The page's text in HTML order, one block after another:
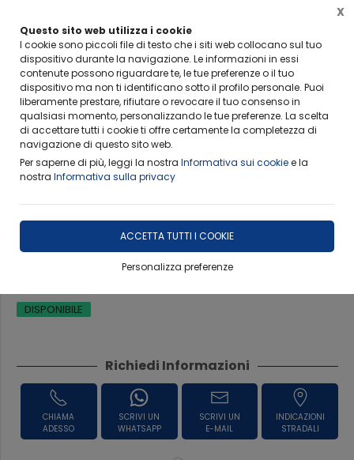
Questo sito web utilizza i cookie
I cookie sono piccoli file di testo che i siti web collocano sul tuo
dispositivo durante la navigazione. Le informazioni in essi
contenute possono riguardare te, le tue preferenze o il tuo
dispositivo ma non ti identificano sotto il profilo personale. Puoi
liberamente prestare, rifiutare o revocare il tuo consenso in
qualsiasi momento, personalizzando le tue preferenze. La scelta
di accettare tutti i cookie ti offre certamente la completezza di
navigazione di questo sito web.
Per saperne di più, leggi la nostra Informativa sui cookiee la
nostra Informativa sulla privacy
ACCETTA TUTTI I COOKIE
Personalizza preferenze
X
Info importanti per non rimanere scottati
Home Ambiti Operativi Prove ufficiali Legge 1086/71
Prove su Malte
DISPONIBILE
Richiedi Informazioni
CHIAMA
ADESSO
SCRIVI UN
WHATSAPP
SCRIVI UN
E-MAIL
INDICAZIONI
STRADALI